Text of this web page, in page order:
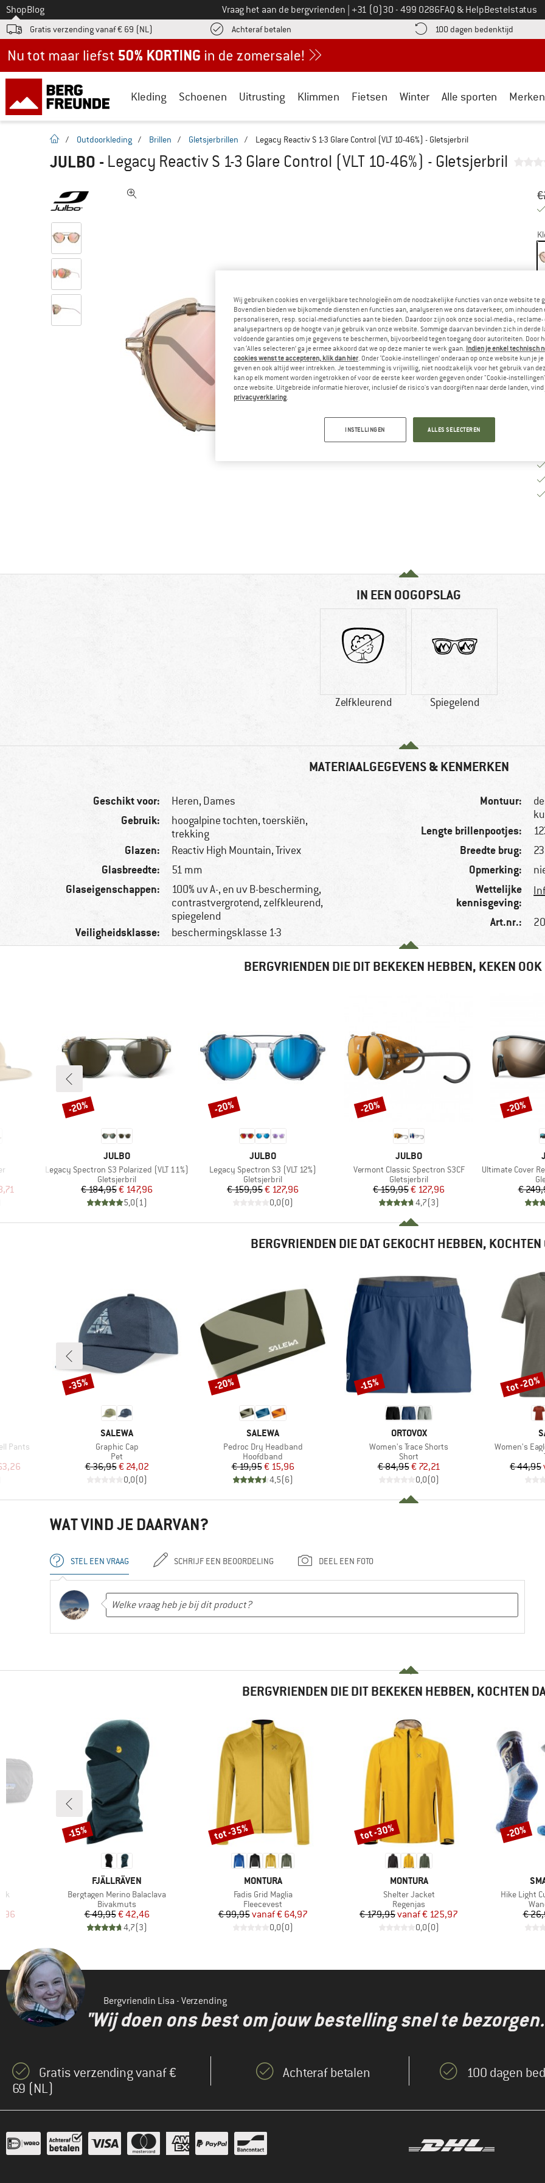
Naar
ShopBlog Vraag het aan de bergvrienden Bel ons op
+31 (0)30 - 499 0286FAQ & HelpBestelstatus
Gratis verzending vanaf € 69 (NL) Achteraf betalen vind de betalingsinformatie hier! Opent in een infovak
100 dagen bedenktijd Vind
Kleding Schoenen Uitrusting Klimmen Fietsen Winter Alle sporten Merken
Startpagina
/ Outdoorkleding / Brillen / Gletsjerbrillen / Legacy Reactiv S 1-3 Glare Control (VLT 10-46%) - Gletsjerbril
JULBO - Legacy Reactiv S 1-3 Glare Control (VLT 10-46%) - Gletsjerbril
€
IN EEN OOGOPSLAG
Zelfkleurend Spiegelend
MATERIAALGEGEVENS & KENMERKEN
Geschikt voor: Heren, Dames
Gebruik:
hoogalpine tochten, toerskiën,
trekking
Glazen: Reactiv High Mountain, Trivex
Glasbreedte: 51 mm
Glaseigenschappen:
100% uv A-, en uv B-bescherming,
contrastvergrotend, zelfkleurend,
spiegelend
Veiligheidsklasse: beschermingsklasse 1-3
Montuur:
Lengte brillenpootjes:
Breedte brug:
Opmerking:
Wettelijke
kennisgeving:
Art.nr.:
BERGVRIENDEN DIE DIT BEKEKEN HEBBEN, KEKEN OOK
prijs
MERK
JULBO
Artikel
Legacy Spectron S3 Polarized (VLT 11%)
Productgroep
Gletsjerbril
Prijs
€ 184,95Verlaagde prijs
€ 147,96
5,0(1)
Korting
-20%
MERK
JULBO
Artikel
Legacy Spectron S3 (VLT 12%)
Productgroep
Gletsjerbril
Prijs
€ 159,95Verlaagde prijs
€ 127,96
0,0(0)
Korting
-20%
MERK
JULBO
Artikel
Vermont Classic Spectron S3CF
Productgroep
Gletsjerbril
Prijs
€ 159,95Verlaagde prijs
€ 127,96
4,7(3)
Korting
-20%
Artikel
Ultimate Cover
€
Korting
-20%
BERGVRIENDEN DIE DAT GEKOCHT HEBBEN, KOCHTEN
Pants
prijs
MERK
SALEWA
Artikel
Graphic Cap
Productgroep
Pet
Prijs
€ 36,95Verlaagde prijs
€ 24,02
0,0(0)
Korting
-35%
MERK
SALEWA
Artikel
Pedroc Dry Headband
Productgroep
Hoofdband
Prijs
€ 19,95Verlaagde prijs
€ 15,96
4,5(6)
Korting
-20%
MERK
ORTOVOX
Artikel
Women's Trace Shorts
Productgroep
Short
Prijs
€ 84,95Verlaagde prijs
€ 72,21
0,0(0)
Korting
-15%
Artikel
Women's
€ 44,95
Korting
tot -20%
WAT VIND JE DAARVAN?
STEL EEN VRAAG SCHRIJF EEN BEOORDELING DEEL EEN FOTO
BERGVRIENDEN DIE DIT BEKEKEN HEBBEN, KOCHTEN
prijs
MERK
FJÄLLRÄVEN
Artikel
Bergtagen Merino Balaclava
Productgroep
Bivakmuts
Prijs
€ 49,95Verlaagde prijs
€ 42,46
4,7(3)
Korting
-15%
MERK
MONTURA
Artikel
Fadis Grid Maglia
Productgroep
Fleecevest
Prijs
€ 99,95 Verlaagde prijs
vanaf€ 64,97
0,0(0)
Korting
tot -35%
MERK
MONTURA
Artikel
Shelter Jacket
Productgroep
Regenjas
Prijs
€ 179,95 Verlaagde prijs
vanaf€ 125,97
0,0(0)
Korting
tot -30%
Artikel
Hike Light
€
Korting
-20%
Bergvriendin Lisa - Verzending
"Wij doen ons best om jouw bestelling snel te
Gratis verzending vanaf €
69 (NL)
Achteraf betalen 100 dagen
Wij gebruiken cookies en vergelijkbare technologieën om de noodzakelijke functies van onze website te
Bovendien bieden we bijkomende diensten en functies aan, analyseren we ons dataverkeer, om inhouden
personaliseren, resp. social-mediafuncties aan te bieden. Daardoor zijn ook onze social-media-, reclame-
analysepartners op de hoogte van je gebruik van onze website. Sommige daarvan bevinden zich in derde
voldoende garanties om je gegevens te beschermen, bijvoorbeeld tegen toegang door autoriteiten. Door
van ‘Alles selecteren’ ga je ermee akkoord dat we op deze manier te werk gaan. Indien je enkel technisch
cookies wenst te accepteren, klik dan hier . Onder ‘Cookie-instellingen’ onderaan op onze website kun je
geven en ook altijd weer intrekken. Je toestemming is vrijwillig, niet noodzakelijk voor het gebruik van
kan op elk moment worden ingetrokken of voor de eerste keer worden gegeven onder "Cookie-
onze website. Uitgebreide informatie hierover, inclusief de risico's van doorgiften naar derde landen, vind
privacyverklaring
INSTELLINGEN ALLES SELECTEREN